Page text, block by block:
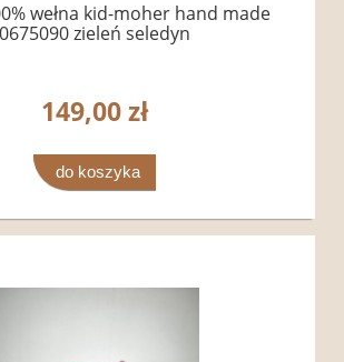
wełna kid-moher hand made
0675090 zieleń seledyn
149,00 zł
do koszyka